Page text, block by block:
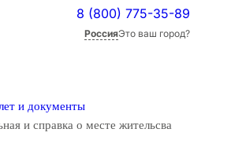
8 (800) 775-35-89
РоссияЭто ваш город?
и документы
и справка о месте жительсва